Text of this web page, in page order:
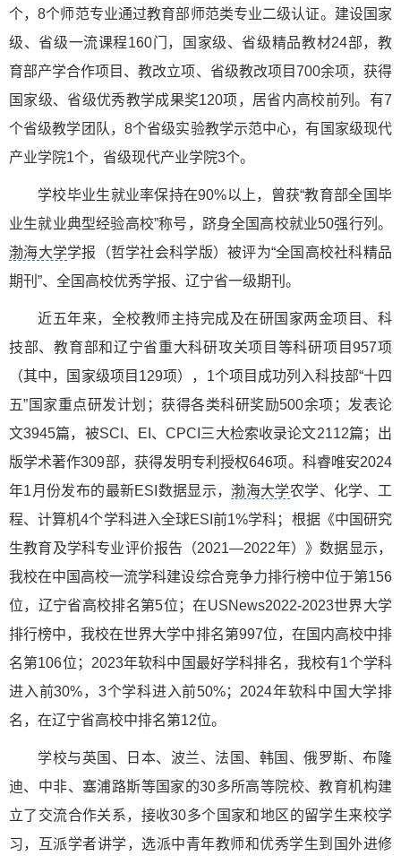
个，8个师范专业通过教育部师范类专业二级认证。建设国家
级、省级一流课程160门，国家级、省级精品教材24部，教
育部产学合作项目、教改立项、省级教改项目700余项，获得
国家级、省级优秀教学成果奖120项，居省内高校前列。有7
个省级教学团队，8个省级实验教学示范中心，有国家级现代
产业学院1个，省级现代产业学院3个。
学校毕业生就业率保持在90%以上，曾获“教育部全国毕
业生就业典型经验高校”称号，跻身全国高校就业50强行列。
渤海大学学报（哲学社会科学版）被评为“全国高校社科精品
期刊”、全国高校优秀学报、辽宁省一级期刊。
近五年来，全校教师主持完成及在研国家两金项目、科
技部、教育部和辽宁省重大科研攻关项目等科研项目957项
（其中，国家级项目129项），1个项目成功列入科技部“十四
五”国家重点研发计划；获得各类科研奖励500余项；发表论
文3945篇，被SCI、EI、CPCI三大检索收录论文2112篇；出
版学术著作309部，获得发明专利授权646项。科睿唯安2024
年1月份发布的最新ESI数据显示，渤海大学农学、化学、工
程、计算机4个学科进入全球ESI前1%学科；根据《中国研究
生教育及学科专业评价报告（2021—2022年）》数据显示，
我校在中国高校一流学科建设综合竞争力排行榜中位于第156
位，辽宁省高校排名第5位；在USNews2022-2023世界大学
排行榜中，我校在世界大学中排名第997位，在国内高校中排
名第106位；2023年软科中国最好学科排名，我校有1个学科
进入前30%，3个学科进入前50%；2024年软科中国大学排
名，在辽宁省高校中排名第12位。
学校与英国、日本、波兰、法国、韩国、俄罗斯、布隆
迪、中非、塞浦路斯等国家的30多所高等院校、教育机构建
立了交流合作关系，接收30多个国家和地区的留学生来校学
习，互派学者讲学，选派中青年教师和优秀学生到国外进修